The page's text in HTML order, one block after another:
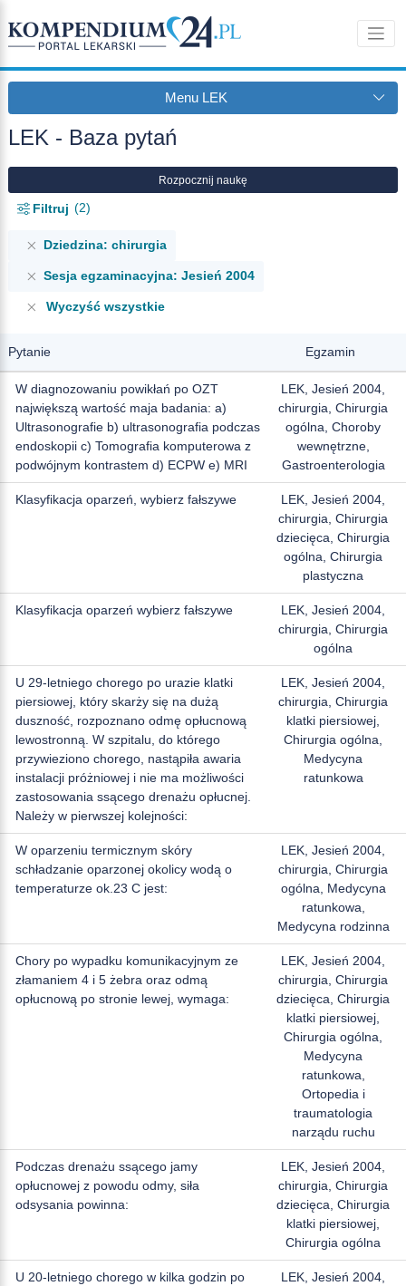
Menu LEK
LEK - Baza pytań
Filtruj 2
Rozpocznij naukę
Dziedzina: chirurgia
Sesja egzaminacyjna: Jesień 2004
Wyczyść wszystkie
Pytanie Egzamin
W diagnozowaniu powikłań po OZT
największą wartość maja badania: a)
Ultrasonografie b) ultrasonografia podczas
endoskopii c) Tomografia komputerowa z
podwójnym kontrastem d) ECPW e) MRI
LEK, Jesień 2004,
chirurgia, Chirurgia
ogólna, Choroby
wewnętrzne,
Gastroenterologia
Klasyfikacja oparzeń, wybierz fałszywe
LEK, Jesień 2004,
chirurgia, Chirurgia
dziecięca, Chirurgia
ogólna, Chirurgia
plastyczna
Klasyfikacja oparzeń wybierz fałszywe
LEK, Jesień 2004,
chirurgia, Chirurgia
ogólna
U 29-letniego chorego po urazie klatki
piersiowej, który skarży się na dużą
duszność, rozpoznano odmę opłucnową
lewostronną. W szpitalu, do którego
przywieziono chorego, nastąpiła awaria
instalacji próżniowej i nie ma możliwości
zastosowania ssącego drenażu opłucnej.
Należy w pierwszej kolejności:
LEK, Jesień 2004,
chirurgia, Chirurgia
klatki piersiowej,
Chirurgia ogólna,
Medycyna
ratunkowa
W oparzeniu termicznym skóry
schładzanie oparzonej okolicy wodą o
temperaturze ok.23 C jest:
LEK, Jesień 2004,
chirurgia, Chirurgia
ogólna, Medycyna
ratunkowa,
Medycyna rodzinna
Chory po wypadku komunikacyjnym ze
złamaniem 4 i 5 żebra oraz odmą
opłucnową po stronie lewej, wymaga:
LEK, Jesień 2004,
chirurgia, Chirurgia
dziecięca, Chirurgia
klatki piersiowej,
Chirurgia ogólna,
Medycyna
ratunkowa,
Ortopedia i
traumatologia
narządu ruchu
Podczas drenażu ssącego jamy
opłucnowej z powodu odmy, siła
odsysania powinna:
LEK, Jesień 2004,
chirurgia, Chirurgia
dziecięca, Chirurgia
klatki piersiowej,
Chirurgia ogólna
U 20-letniego chorego w kilka godzin po
LEK, Jesień 2004,